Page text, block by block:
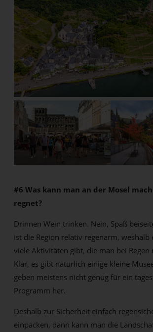
#6 Was kann man an der Mosel
regnet?
Drinnen Wein trinken. Nein, Spaß
ist die Region relativ regenarm, weshalb
viele Aktivitäten gibt, die man bei Regen
Klar, es gibt natürlich einige kleine
geben meistens nicht genug für ein
Programm her.
Deshalb zur Sicherheit einfach
einpacken, dann kann man die